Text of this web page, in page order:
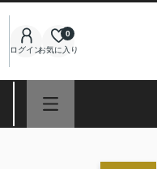
ログインお気に入り
0